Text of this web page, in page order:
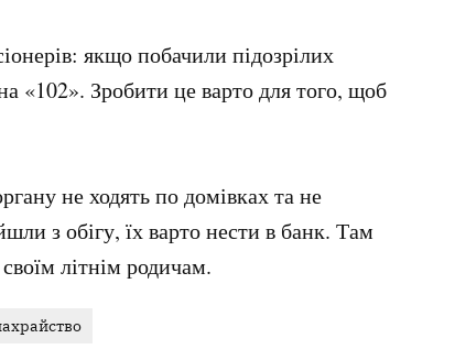
якщо побачили підозрілих
«102». Зробити це варто для того, щоб
не ходять по домівках та не
з обігу, їх варто нести в банк. Там
літнім родичам.